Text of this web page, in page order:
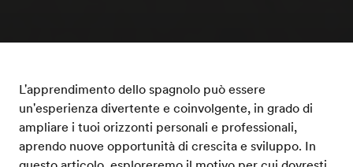
L'apprendimento dello spagnolo può essere
un'esperienza divertente e coinvolgente, in grado di
ampliare i tuoi orizzonti personali e professionali,
aprendo nuove opportunità di crescita e sviluppo. In